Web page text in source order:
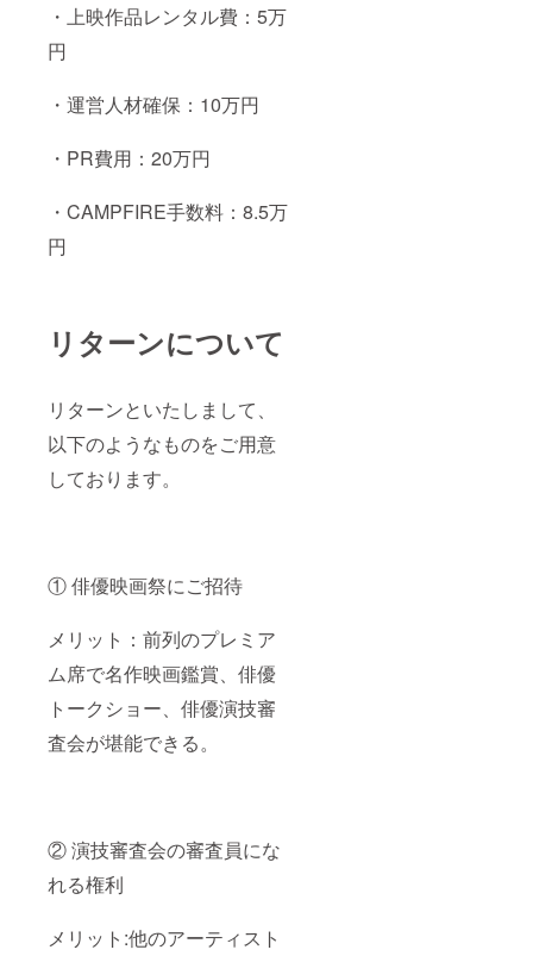
・上映作品レンタル費：5万
円
・運営人材確保：10万円
・PR費用：20万円
・CAMPFIRE手数料：8.5万
円
リターンについて
リターンといたしまして、
以下のようなものをご用意
しております。
① 俳優映画祭にご招待
メリット：前列のプレミア
ム席で名作映画鑑賞、俳優
トークショー、俳優演技審
査会が堪能できる。
② 演技審査会の審査員にな
れる権利
メリット:他のアーティスト